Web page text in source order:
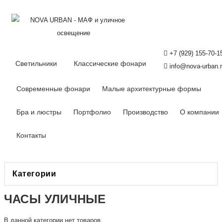
+7 (929) 155-70-
info@nova-
Светильники Классические фонари
Современные фонари Малые архитектурные формы
Бра и люстры Портфолио Производство О компании
Контакты
Категории
ЧАСЫ УЛИЧНЫЕ
В данной категории нет товаров.